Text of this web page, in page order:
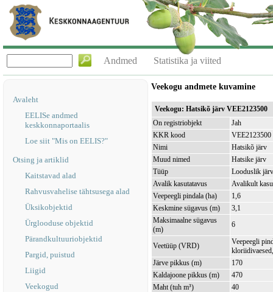
Andmed Statistika ja viited
Avaleht
EELISe andmed
keskkonnaportaalis
Loe siit "Mis on EELIS?"
Otsing ja artiklid
Kaitstavad alad
Rahvusvahelise tähtsusega alad
Üksikobjektid
Ürglooduse objektid
Pärandkultuuriobjektid
Pargid, puistud
Liigid
Veekogud
Veekogu andmete kuvamine
Veekogu: Hatsikõ järv VEE2123500
On registriobjekt
Jah
KKR kood
VEE2123500
Nimi
Hatsikõ järv
Muud nimed
Hatsike järv
Tüüp
Looduslik järv
Avalik kasutatavus
Avalikult
Veepeegli pindala (ha)
1,6
Keskmine sügavus (m)
3,1
Maksimaalne sügavus
(m)
6
Veetüüp (VRD)
Veepeegli
Järve pikkus (m)
170
Kaldajoone pikkus (m)
470
Maht (tuh m³)
40